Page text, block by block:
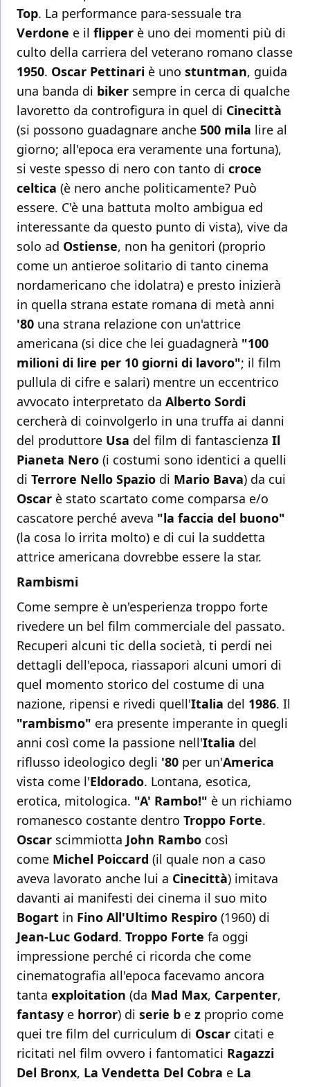
Top. La performance para-sessuale tra
Verdone e il flipper è uno dei momenti più di
culto della carriera del veterano romano classe
1950. Oscar Pettinari è uno stuntman, guida
una banda di biker sempre in cerca di qualche
lavoretto da controfigura in quel di Cinecittà
(si possono guadagnare anche 500 mila lire al
giorno; all'epoca era veramente una fortuna),
si veste spesso di nero con tanto di croce
celtica (è nero anche politicamente? Può
essere. C'è una battuta molto ambigua ed
interessante da questo punto di vista), vive da
solo ad Ostiense, non ha genitori (proprio
come un antieroe solitario di tanto cinema
nordamericano che idolatra) e presto inizierà
in quella strana estate romana di metà anni
'80 una strana relazione con un'attrice
americana (si dice che lei guadagnerà "100
milioni di lire per 10 giorni di lavoro"; il film
pullula di cifre e salari) mentre un eccentrico
avvocato interpretato da Alberto Sordi
cercherà di coinvolgerlo in una truffa ai danni
del produttore Usa del film di fantascienza Il
Pianeta Nero (i costumi sono identici a quelli
di Terrore Nello Spazio di Mario Bava) da cui
Oscar è stato scartato come comparsa e/o
cascatore perché aveva "la faccia del buono"
(la cosa lo irrita molto) e di cui la suddetta
attrice americana dovrebbe essere la star.
Rambismi
Come sempre è un'esperienza troppo forte
rivedere un bel film commerciale del passato.
Recuperi alcuni tic della società, ti perdi nei
dettagli dell'epoca, riassapori alcuni umori di
quel momento storico del costume di una
nazione, ripensi e rivedi quell'Italia del 1986. Il
"rambismo" era presente imperante in quegli
anni così come la passione nell'Italia del
riflusso ideologico degli '80 per un'America
vista come l'Eldorado. Lontana, esotica,
erotica, mitologica. "A' Rambo!" è un richiamo
romanesco costante dentro Troppo Forte.
Oscar scimmiotta John Rambo così
come Michel Poiccard (il quale non a caso
aveva lavorato anche lui a Cinecittà) imitava
davanti ai manifesti dei cinema il suo mito
Bogart in Fino All'Ultimo Respiro (1960) di
Jean-Luc Godard. Troppo Forte fa oggi
impressione perché ci ricorda che come
cinematografia all'epoca facevamo ancora
tanta exploitation (da Mad Max, Carpenter,
fantasy e horror) di serie b e z proprio come
quei tre film del curriculum di Oscar citati e
ricitati nel film ovvero i fantomatici Ragazzi
Del Bronx, La Vendetta Del Cobra e La